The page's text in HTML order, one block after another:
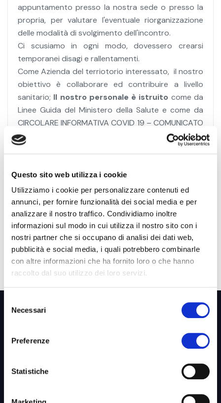
Questo sito web utilizza i cookie
Utilizziamo i cookie per personalizzare contenuti ed
annunci, per fornire funzionalità dei social media e per
analizzare il nostro traffico. Condividiamo inoltre
informazioni sul modo in cui utilizza il nostro sito con i
nostri partner che si occupano di analisi dei dati web,
pubblicità e social media, i quali potrebbero combinarle
con altre informazioni che ha fornito loro o che hanno
raccolto dal suo utilizzo dei loro servizi.
delNecessari
Preferenze
Statistiche
appuntamento presso la nostra sede o presso la
propria, per valutare l'eventuale riorganizzazione
delle modalità di svolgimento dell'incontro.
Ci scusiamo in ogni modo, dovessero crearsi
temporanei disagi e rallentamenti.
Come Azienda del terriotorio interessato, il nostro
obiettivo è collaborare ed contribuire a livello
sanitario; Il nostro personale è istruito come da
Linee Guida del Ministero della Salute e come da
CIRCOLARE INFORMATIVA COVID 19 – COMUNICATO
ALLE AZIENDE DEL 24 FEBBRAIO 2020 e successivi
aggiornamenti.